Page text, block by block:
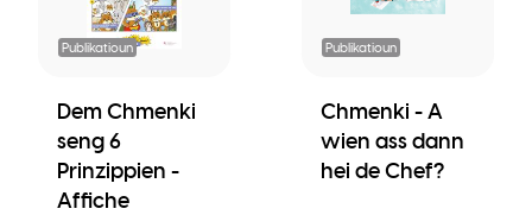
Publikatioun
Dem Chmenki
seng 6
Prinzippien -
Affiche
Publikatioun
Chmenki - A
wien ass dann
hei de Chef?